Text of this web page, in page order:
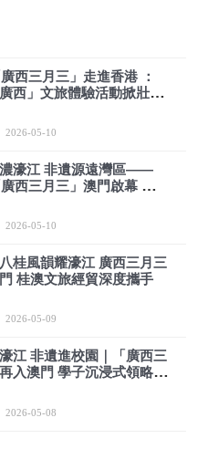
西三月三」走進香港 ：
廣西」文旅體驗活動掀壯鄉
2026-05-10
濠江 非遺源遠灣區——
西三月三」澳門啟幕 深化
2026-05-10
桂風韻耀濠江 廣西三月三
桂澳文旅經貿深度攜手
2026-05-09
江 非遺進校園｜「廣西三
入澳門 學子沉浸式領略壯
2026-05-08